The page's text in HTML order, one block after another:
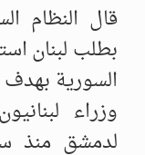
قال النظام
بطلب لبنان
السورية بهدف
وزراء
لدمشق منذ